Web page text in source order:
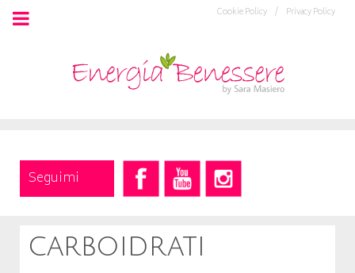
Privacy Policy
Cookie Policy /
Seguimi
carboidrati